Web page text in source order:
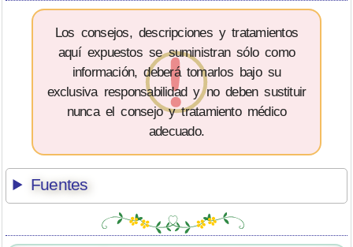
Los consejos, descripciones y tratamientos
aquí expuestos se suministran sólo como
información, deberá tomarlos bajo su
exclusiva responsabilidad y no deben sustituir
nunca el consejo y tratamiento médico
adecuado.
Fuentes